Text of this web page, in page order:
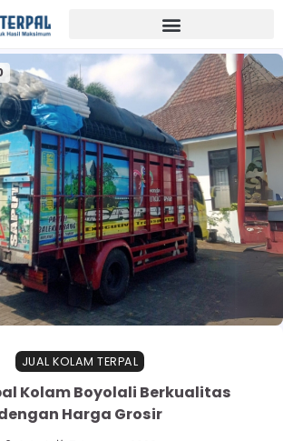
JUAL KOLAM TERPAL
Kolam Boyolali Berkualitas
Harga Grosir